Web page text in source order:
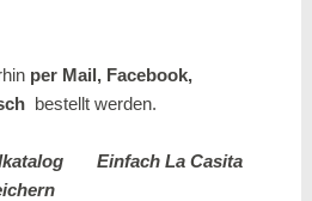
per Mail, Facebook,
bestellt werden.
Einfach La Casita